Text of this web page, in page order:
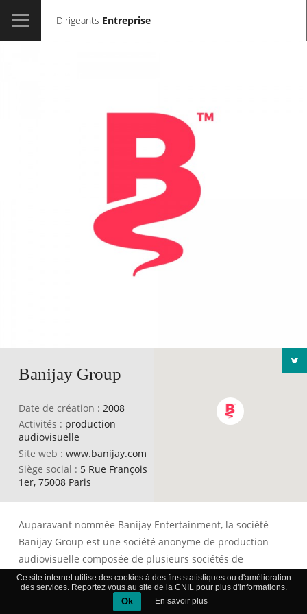
Dirigeants Entreprise
Banijay Group
Date de création : 2008
Activités : production
audiovisuelle
Site web : www.banijay.com
Siège social : 5 Rue François
1er, 75008 Paris
Auparavant nommée Banijay Entertainment, la société
Banijay Group est une société anonyme de production
audiovisuelle composée de plusieurs sociétés de
production basées à la fois en Europe, aux Etats-Unis ainsi
qu’en Australie telles que Brainpool, Nordisk Film TV
Denmark, Cuarzo Producciones, Bunim Murray ou encore
Ce site internet utilise des cookies à des fins statistiques ou d'amélioration
des services. Reportez vous au site de la CNIL pour plus d'informations.
Ok En savoir plus